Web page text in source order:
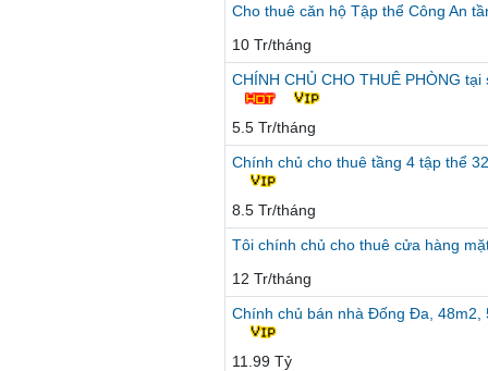
Cho thuê căn hộ Tập thể Công An
10 Tr/tháng
CHÍNH CHỦ CHO THUÊ PHÒNG
5.5 Tr/tháng
Chính chủ cho thuê tầng 4 tập thể
8.5 Tr/tháng
Tôi chính chủ cho thuê cửa hàng
12 Tr/tháng
Chính chủ bán nhà Đống Đa, 48m2,
11.99 Tỷ